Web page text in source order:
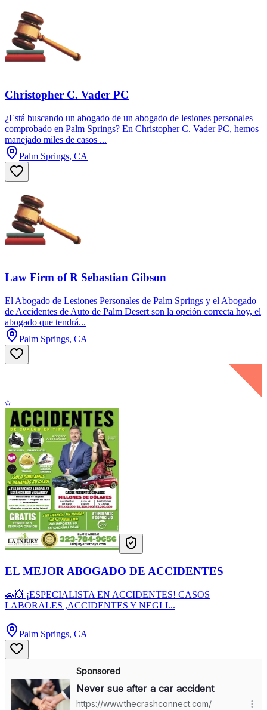
Christopher C. Vader PC
¿Está buscando un abogado de un abogado de lesiones personales
comprobado en Palm Springs? En Christopher C. Vader PC, hemos
manejado miles de casos ...
Palm Springs, CA
Law Firm of R Sebastian Gibson
El Abogado de Lesiones Personales de Palm Springs y el Abogado
de Accidentes de Auto de Palm Desert son la opción correcta hoy, el
abogado que tendrá...
Palm Springs, CA
EL MEJOR ABOGADO DE ACCIDENTES
🚗💥 ¡ESPECIALISTA EN ACCIDENTES! CASOS
LABORALES ,ACCIDENTES Y NEGLI...
Palm Springs, CA